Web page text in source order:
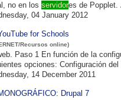
no en los servidor
04 January 2012
for Schools
Recursos online)
en nuestro centro deberemos optar por una de las
siguientes opciones: Configuración del
14 December 2011
Drupal 7